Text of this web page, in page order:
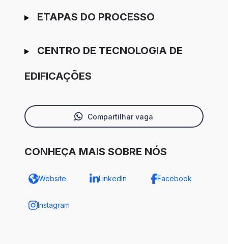
ETAPAS DO PROCESSO
CENTRO DE TECNOLOGIA DE
EDIFICAÇÕES
Compartilhar vaga
CONHEÇA MAIS SOBRE NÓS
Website LinkedIn Facebook
Instagram